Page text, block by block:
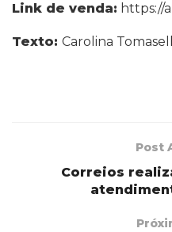
Link de venda: https://
Texto: Carolina
Post
Correios